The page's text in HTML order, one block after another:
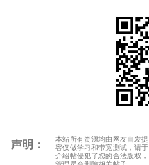
声明：
本站所有资源均由网友自发
容仅做学习和带宽测试，请
介绍帖侵犯了您的合法版权